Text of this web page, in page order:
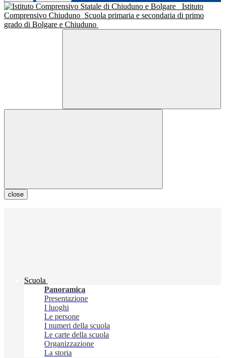
Istituto
Comprensivo Chiuduno Scuola primaria e secondaria di primo
grado di Bolgare e Chiuduno
close
Scuola
Panoramica
Presentazione
I luoghi
Le persone
I numeri della scuola
Le carte della scuola
Organizzazione
La storia